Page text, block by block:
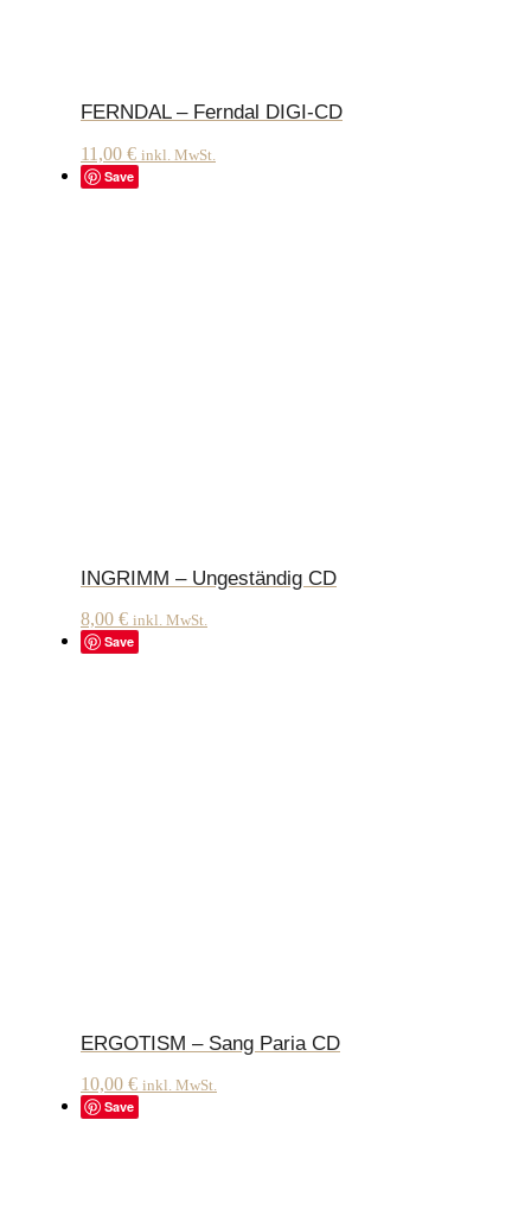
FERNDAL – Ferndal DIGI-CD
11,00 € inkl. MwSt.
Save
INGRIMM – Ungeständig CD
8,00 € inkl. MwSt.
Save
ERGOTISM – Sang Paria CD
10,00 € inkl. MwSt.
Save